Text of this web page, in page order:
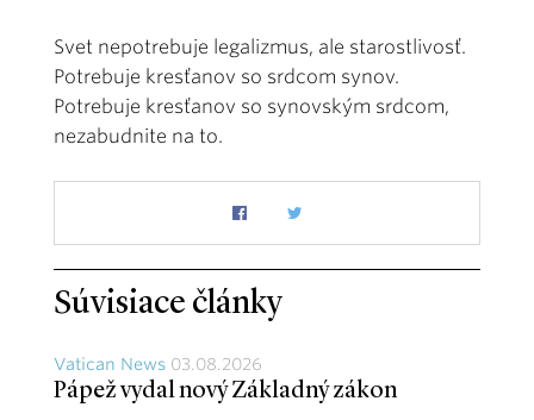
Svet nepotrebuje legalizmus, ale starostlivosť.
Potrebuje kresťanov so srdcom synov.
Potrebuje kresťanov so synovským srdcom,
nezabudnite na to.
Súvisiace články
Vatican News 03.08.2026
Pápež vydal nový Základný zákon